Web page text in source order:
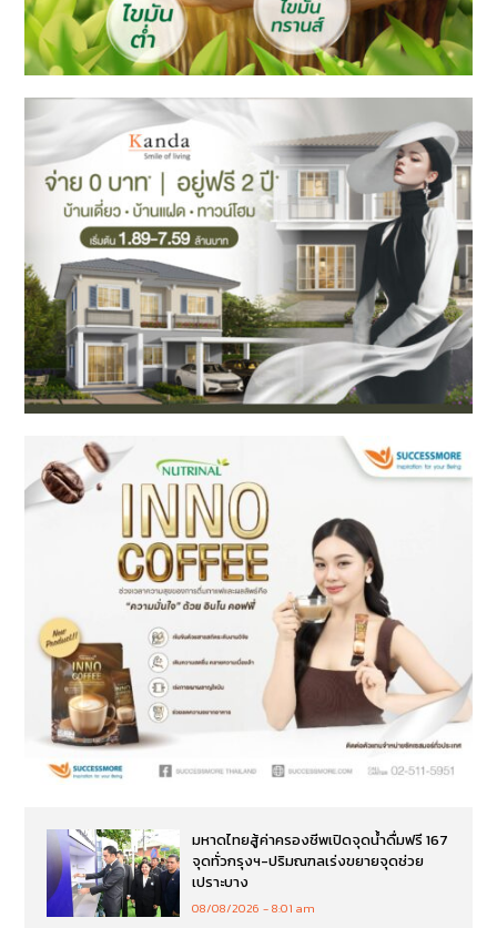
มหาดไทยสู้ค่าครองชีพเปิดจุดน้ำดื่มฟรี 167
จุดทั่วกรุงฯ-ปริมณฑลเร่งขยายจุดช่วย
เปราะบาง
08/08/2026 8:01 am